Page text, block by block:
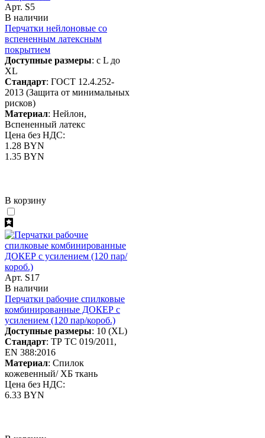
Арт. S5
В наличии
Перчатки нейлоновые со
вспененным латексным
покрытием
Доступные размеры: с L до
XL
Стандарт: ГОСТ 12.4.252-
2013 (Защита от минимальных
рисков)
Материал: Нейлон,
Вспененный латекс
Цена без НДС:
1.28 BYN
1.35 BYN
В корзину
Арт. S17
В наличии
Перчатки рабочие спилковые
комбинированные ДОКЕР с
усилением (120 пар/короб.)
Доступные размеры: 10 (XL)
Стандарт: ТР ТС 019/2011,
EN 388:2016
Материал: Спилок
кожевенный/ ХБ ткань
Цена без НДС:
6.33 BYN